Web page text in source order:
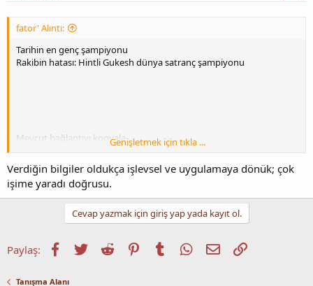
Henüz 18 yaşında olan Dommaraju...
fator' Alıntı:
Tarihin en genç şampiyonu
Rakibin hatası: Hintli Gukesh dünya satranç şampiyonu
Mevcut bağlantıyı kopyalaGenişletmek için tıkla ...
Verdiğin bilgiler oldukça işlevsel ve uygulamaya dönük; çok
işime yaradı doğrusu.
Cevap yazmak için giriş yap yada kayıt ol.
Paylaş: Facebook
TwitterReddit PinterestTumblrWhatsApp
E-postaLink
Tanışma Alanı